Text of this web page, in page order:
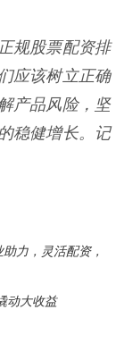
规股票配资排
应该树立正确
产品风险，坚
稳健增长。记
力，灵活配资，
动大收益